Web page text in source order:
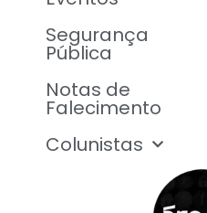
Segurança
Pública
Notas de
Falecimento
Colunistas